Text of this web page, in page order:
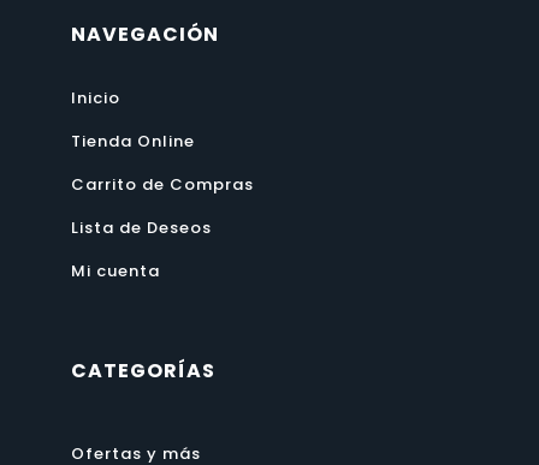
NAVEGACIÓN
Inicio
Tienda Online
Carrito de Compras
Lista de Deseos
Mi cuenta
CATEGORÍAS
Ofertas y más